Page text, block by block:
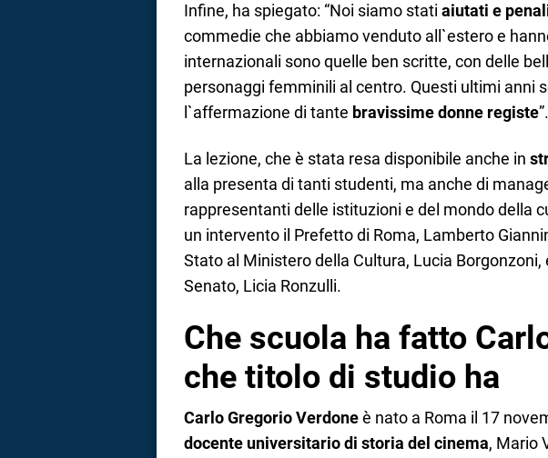
Infine, ha spiegato: “Noi siamo stati aiutati e
commedie che abbiamo venduto all`estero e
internazionali sono quelle ben scritte, con delle
personaggi femminili al centro. Questi ultimi anni
l`affermazione di tante bravissime donne registe”.
La lezione, che è stata resa disponibile anche in
alla presenta di tanti studenti, ma anche di
rappresentanti delle istituzioni e del mondo della
un intervento il Prefetto di Roma, Lamberto
Stato al Ministero della Cultura, Lucia Borgonzoni,
Senato, Licia Ronzulli.
Che scuola ha fatto
che titolo di studio ha
Carlo Gregorio Verdoneè nato a Roma il 17
docente universitario di storia del cinema, Mario